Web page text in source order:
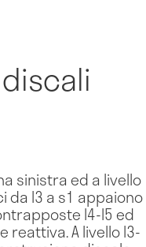
sinistra ed a livello
da l3 a s1 appaiono
l4-l5 ed
A livello l3-